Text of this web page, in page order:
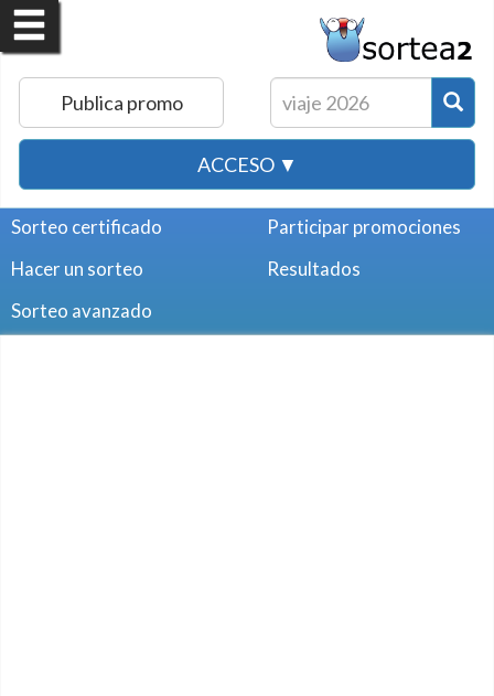
Publica promo
ACCESO ▼
Sorteo certificado
Hacer un sorteo
Sorteo avanzado
Participar promociones
Resultados